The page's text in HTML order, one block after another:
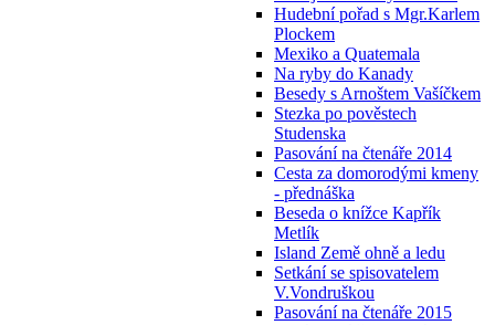
Hudební pořad s Mgr.Karlem
Plockem
Mexiko a Quatemala
Na ryby do Kanady
Besedy s Arnoštem Vašíčkem
Stezka po pověstech
Studenska
Pasování na čtenáře 2014
Cesta za domorodými kmeny
- přednáška
Beseda o knížce Kapřík
Metlík
Island Země ohně a ledu
Setkání se spisovatelem
V.Vondruškou
Pasování na čtenáře 2015